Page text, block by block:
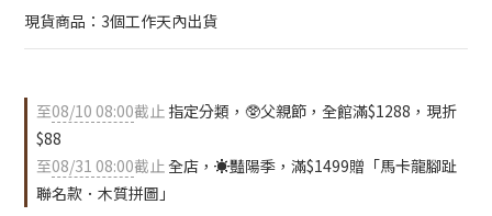
現貨商品：3個工作天內出貨
至08/10 08:00截止 指定分類，🥸父親節，全館滿$1288，現折
$88
至08/31 08:00截止全店，☀️豔陽季，滿$1499贈「馬卡龍腳趾
聯名款．木質拼圖」